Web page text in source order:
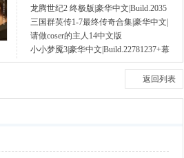
龙腾世纪2 终极版|豪华中文|Build.2035
三国群英传1-7最终传奇合集|豪华中文|
请做coser的主人14中文版
小小梦魇3|豪华中文|Build.22781237+幕
返回列表